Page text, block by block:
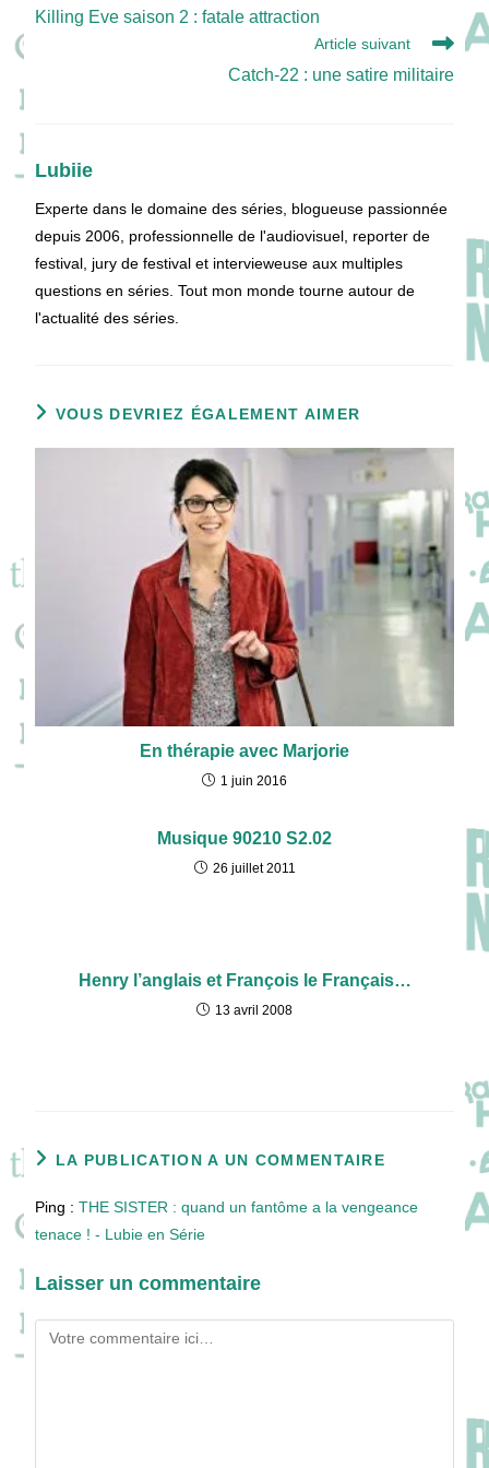
articles
Killing Eve saison 2 : fatale attraction
Article suivant
Catch-22 : une satire militaire
Lubiie
Experte dans le domaine des séries, blogueuse passionnée
depuis 2006, professionnelle de l'audiovisuel, reporter de
festival, jury de festival et intervieweuse aux multiples
questions en séries. Tout mon monde tourne autour de
l'actualité des séries.
VOUS DEVRIEZ ÉGALEMENT AIMER
En thérapie avec Marjorie
1 juin 2016
Musique 90210 S2.02
26 juillet 2011
Henry l’anglais et François le Français…
13 avril 2008
LA PUBLICATION A UN COMMENTAIRE
Ping :THE SISTER : quand un fantôme a la vengeance
tenace ! - Lubie en Série
Laisser un commentaire
Comment